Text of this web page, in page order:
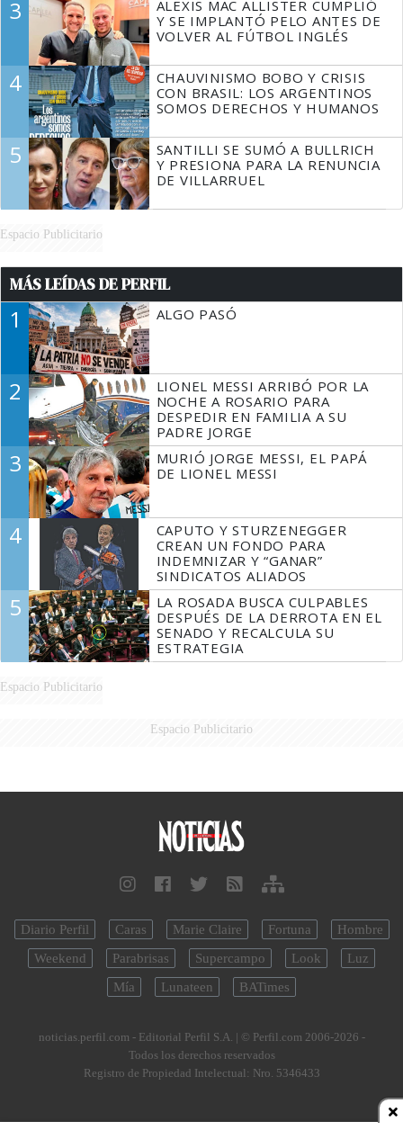
3
ALEXIS MAC ALLISTER CUMPLIÓ
Y SE IMPLANTÓ PELO ANTES DE
VOLVER AL FÚTBOL INGLÉS
4
CHAUVINISMO BOBO Y CRISIS
CON BRASIL: LOS ARGENTINOS
SOMOS DERECHOS Y HUMANOS
5
SANTILLI SE SUMÓ A BULLRICH
Y PRESIONA PARA LA RENUNCIA
DE VILLARRUEL
Espacio Publicitario
MÁS LEÍDAS DE PERFIL
1 ALGO PASÓ
2
LIONEL MESSI ARRIBÓ POR LA
NOCHE A ROSARIO PARA
DESPEDIR EN FAMILIA A SU
PADRE JORGE
3
MURIÓ JORGE MESSI, EL PAPÁ
DE LIONEL MESSI
4
CAPUTO Y STURZENEGGER
CREAN UN FONDO PARA
INDEMNIZAR Y “GANAR”
SINDICATOS ALIADOS
5
LA ROSADA BUSCA CULPABLES
DESPUÉS DE LA DERROTA EN EL
SENADO Y RECALCULA SU
ESTRATEGIA
Espacio Publicitario
Espacio Publicitario
Diario Perfil Caras Marie Claire Fortuna
Hombre
Weekend
Parabrisas Supercampo Look
Luz
Mía
Lunateen BATimes
noticias.perfil.com - Editorial Perfil S.A. | © Perfil.com 2006-2026 -
Todos los derechos reservados
Registro de Propiedad Intelectual: Nro. 5346433